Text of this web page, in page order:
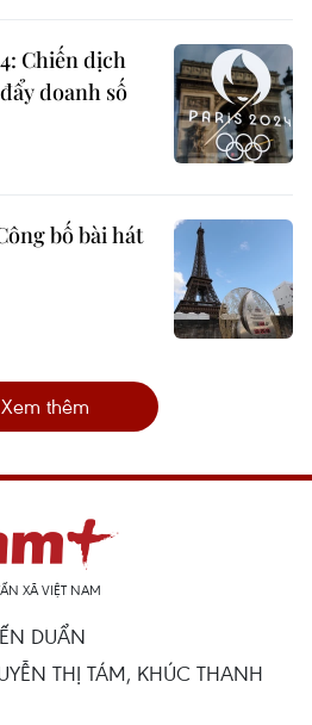
Chiến dịch
doanh số
bố bài hát
Xem thêm
XÃ VIỆT NAM
DUẨN
THỊ TÁM, KHÚC THANH